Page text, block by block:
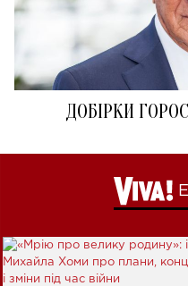
ДОБІРКИ